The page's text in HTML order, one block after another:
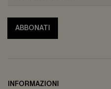
ABBONATI
INFORMAZIONI